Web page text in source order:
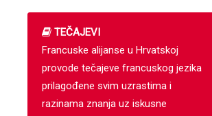
TEČAJEVI
Francuske alijanse u Hrvatskoj
provode tečajeve francuskog jezika
prilagođene svim uzrastima i
razinama znanja uz iskusne